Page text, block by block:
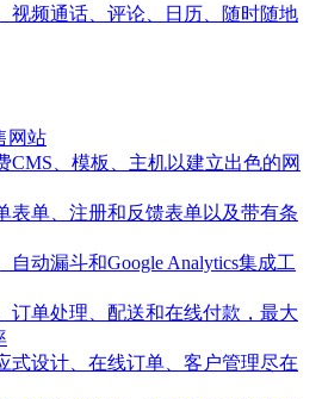
视频通话、评论、日历、随时随地
网站
CMS、模板、主机以建立出色的网
表单、注册和反馈表单以及带有条
自动漏斗和Google Analytics集成工
订单处理、配送和在线付款，最大
式设计、在线订单、客户管理尽在